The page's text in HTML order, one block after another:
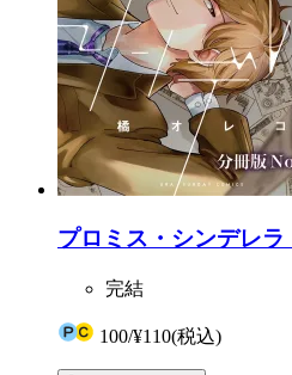
プロミス・シンデレラ
完結
100/¥110(税込)